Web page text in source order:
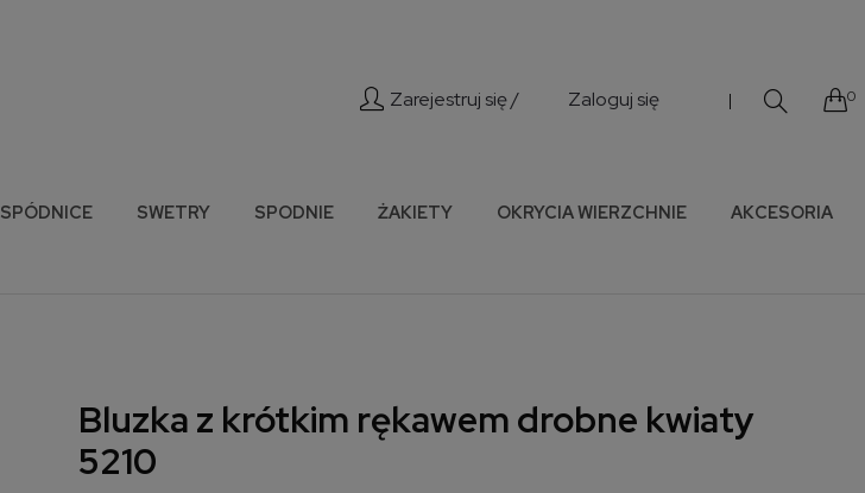
Zarejestruj się / Zaloguj się | 0
SPÓDNICE SWETRY SPODNIE ŻAKIETY OKRYCIA WIERZCHNIE
AKCESORIA
Bluzka z krótkim rękawem drobne kwiaty
5210